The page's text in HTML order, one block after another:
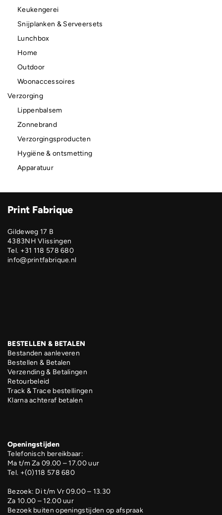
Keukengerei
Snijplanken & Serveersets
Lunchbox
Home
Outdoor
Woonaccessoires
Verzorging
Lippenbalsem
Zonnebrand
Verzorgingsproducten
Hygiëne & ontsmetting
Apparatuur
Print Fabrique
Gildeweg 17 B
4383NH Vlissingen
Tel. +31 118 578 680
info@printfabrique.nl
BESTELLEN & BETALEN
Bestanden aanleveren
Bestellen & Betalen
Verzending & Betalingen
Retourbeleid
Track & Trace bestellingen
Klarna achteraf betalen
Openingstijden
Telefonisch bereikbaar:
Ma t/m Za 09.00 – 17.00 uur
Tel. +(0)118 578 680
Bezoek: Di t/m Vr 09.00 – 13.30
Za 10.00 – 12.00 uur
Bezoek buiten openingstijden op afspraak